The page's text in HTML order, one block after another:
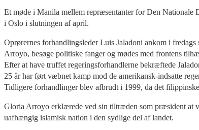
Et møde i Manila mellem repræsentanter for Den Nationale
i Oslo i slutningen af april.
Oprørernes forhandlingsleder Luis Jaladoni ankom i
Arroyo, besøge politiske fanger og mødes med frontens
Efter at have truffet regeringsforhandlerne bekræftede
25 år har ført væbnet kamp mod de amerikansk-indsatte
Tidligere forhandlinger blev afbrudt i 1999, da det
Gloria Arroyo erklærede ved sin tiltræden som præsident at
uafhængig islamisk nation i den sydlige del af landet.